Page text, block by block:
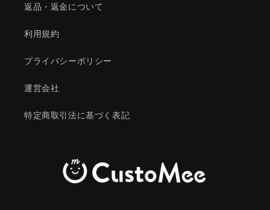
返品・返金について
利用規約
プライバシーポリシー
運営会社
特定商取引法に基づく表記